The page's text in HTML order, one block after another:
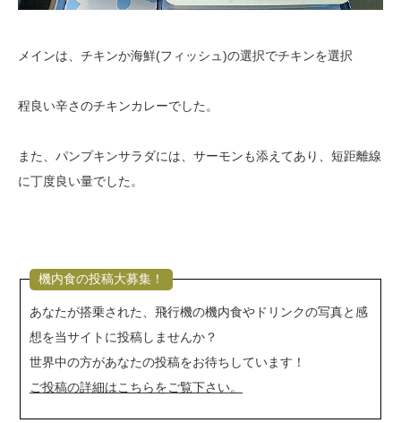
メインは、チキンか海鮮(フィッシュ)の選択でチキンを選択
程良い辛さのチキンカレーでした。
また、パンプキンサラダには、サーモンも添えてあり、短距離線
に丁度良い量でした。
機内食の投稿大募集！
あなたが搭乗された、飛行機の機内食やドリンクの写真と感
想を当サイトに投稿しませんか？
世界中の方があなたの投稿をお待ちしています！
ご投稿の詳細はこちらをご覧下さい。